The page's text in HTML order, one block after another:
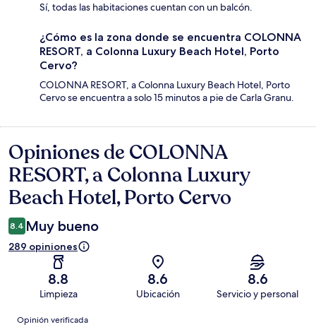
Sí, todas las habitaciones cuentan con un balcón.
¿Cómo es la zona donde se encuentra COLONNA
RESORT, a Colonna Luxury Beach Hotel, Porto
Cervo?
COLONNA RESORT, a Colonna Luxury Beach Hotel, Porto
Cervo se encuentra a solo 15 minutos a pie de Carla Granu.
Opiniones
Opiniones de COLONNA
RESORT, a Colonna Luxury
Beach Hotel, Porto Cervo
8.4 Muy bueno
289 opiniones
8.8
Limpieza
8.6
Ubicación
8.6
Servicio y personal
Opiniones
Opinión verificada